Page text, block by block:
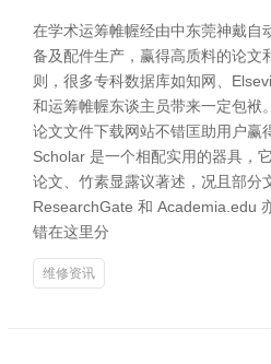
在学术运筹帷幄经由中东莞神戴自
备及配件生产，赢得高质料的论文
则，很多专科数据库如知网、
和运筹帷幄东谈主员带来一定包袱
论文文件下载网站不错匡助用户赢
Scholar 是一个相配实用的器具，
论文、竹素显露议著述，况且部分
ResearchGate 和 Academia.edu
错在这里分
维修资讯